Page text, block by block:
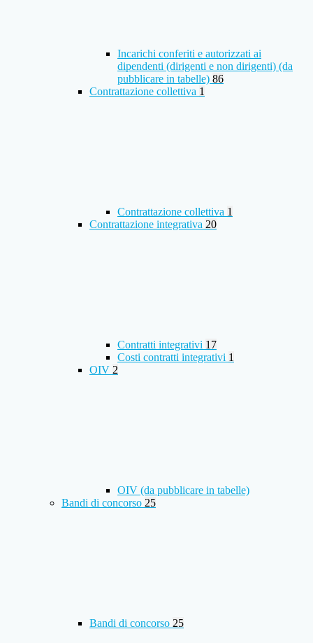
Incarichi conferiti e autorizzati ai
dipendenti (dirigenti e non dirigenti) (da
pubblicare in tabelle) 86
Contrattazione collettiva 1
Contrattazione collettiva 1
Contrattazione integrativa 20
Contratti integrativi 17
Costi contratti integrativi 1
OIV 2
OIV (da pubblicare in tabelle)
Bandi di concorso 25
Bandi di concorso 25